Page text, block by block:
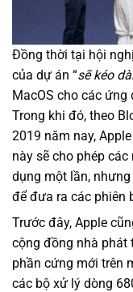
Đồng thời tại hội
của dự án “sẽ kéo
MacOS cho các ứng
Trong khi đó, theo
2019 năm nay,
này sẽ cho phép
dụng một lần,
để đưa ra các phiên
Trước đây, Apple
cộng đồng nhà phát
phần cứng mới trên
các bộ xử lý dòng